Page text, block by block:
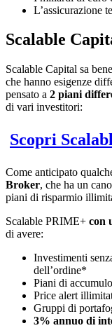
L’assicurazione
Scalable
Scalable Capital sa
che hanno esigenze
pensato a 2 piani
di vari investitori:
Scopri
Come anticipato
Broker, che ha un
piani di risparmio
Scalable PRIME+ con
di avere:
Investimenti
dell’ordine*
Piani di
Price alert
Gruppi di
3% annuo di